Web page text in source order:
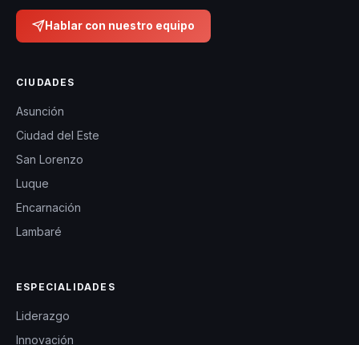
Hablar con nuestro equipo
CIUDADES
Asunción
Ciudad del Este
San Lorenzo
Luque
Encarnación
Lambaré
ESPECIALIDADES
Liderazgo
Innovación